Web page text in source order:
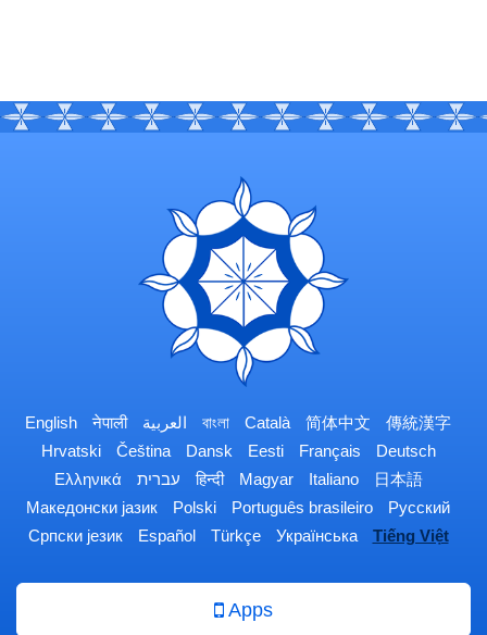
English नेपाली العربية বাংলা Català 简体中文
傳統漢字
Hrvatski
Čeština Dansk Eesti Français
Deutsch
Ελληνικά
עברית हिन्दी Magyar Italiano
日本語
Македонски јазик
Polski Português brasileiro
Русский
Српски језик
Español Türkçe Українська Tiếng Việt
Apps